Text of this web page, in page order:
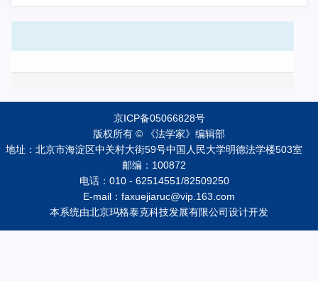
京ICP备05066828号
版权所有 © 《法学家》编辑部
地址：北京市海淀区中关村大街59号中国人民大学明德法学楼503室
邮编：100872
电话：010 - 62514551/82509250
E-mail：faxuejiaruc@vip.163.com
本系统由北京玛格泰克科技发展有限公司设计开发